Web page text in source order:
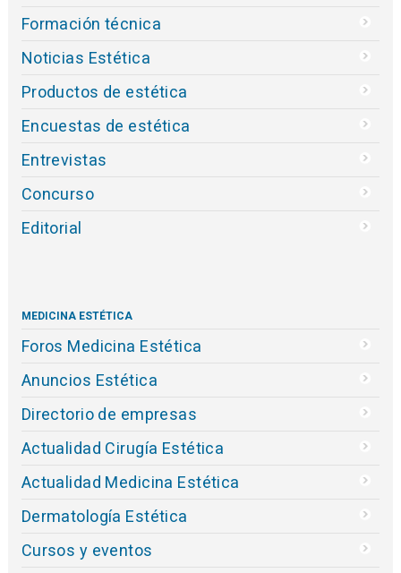
Formación técnica
Noticias Estética
Productos de estética
Encuestas de estética
Entrevistas
Concurso
Editorial
MEDICINA ESTÉTICA
Foros Medicina Estética
Anuncios Estética
Directorio de empresas
Actualidad Cirugía Estética
Actualidad Medicina Estética
Dermatología Estética
Cursos y eventos